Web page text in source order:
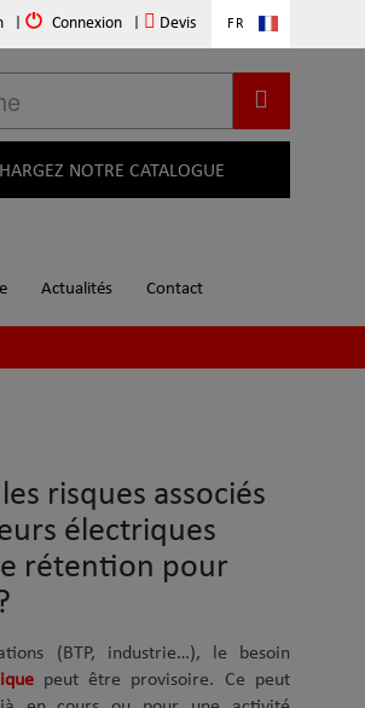
FR
Connexion Devis
NOTRE CATALOGUE
Actualités Contact
risques associés
électriques
rétention pour
(BTP, industrie…), le besoin
peut être provisoire. Ce peut